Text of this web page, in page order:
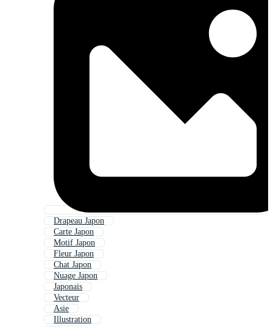
Drapeau Japon
Carte Japon
Motif Japon
Fleur Japon
Chat Japon
Nuage Japon
Japonais
Vecteur
Asie
Illustration